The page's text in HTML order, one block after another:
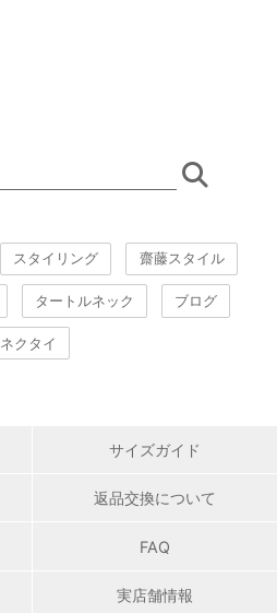
スタイリング 齋藤スタイル
タートルネック ブログ
ネクタイ
サイズガイド
返品交換について
FAQ
実店舗情報